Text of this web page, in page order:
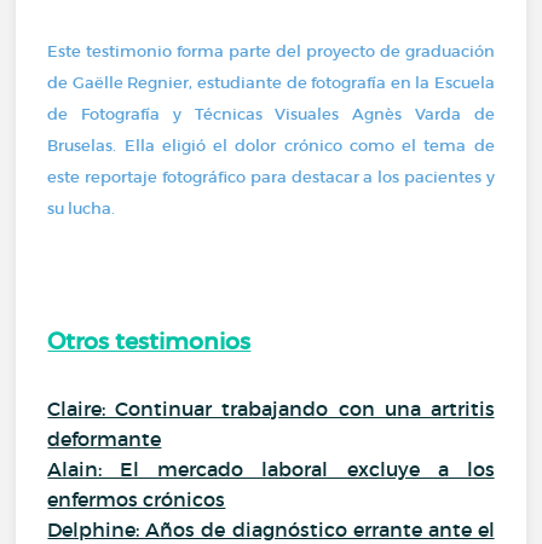
Este testimonio forma parte del proyecto de graduación
de Gaëlle Regnier, estudiante de fotografía en la Escuela
de Fotografía y Técnicas Visuales Agnès Varda de
Bruselas. Ella eligió el dolor crónico como el tema de
este reportaje fotográfico para destacar a los pacientes y
su lucha.
Otros testimonios
Claire: Continuar trabajando con una artritis
deformante
Alain: El mercado laboral excluye a los
enfermos crónicos
Delphine: Años de diagnóstico errante ante el